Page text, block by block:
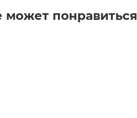
может понравиться